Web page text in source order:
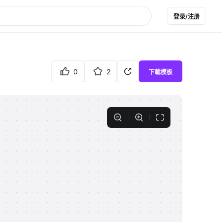
登录/注册
0 2 下载模板